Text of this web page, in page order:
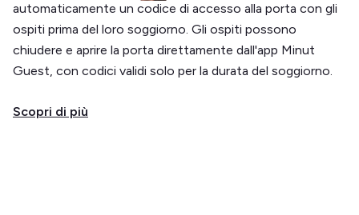
automaticamente un codice di accesso alla porta con gli
ospiti prima del loro soggiorno. Gli ospiti possono
chiudere e aprire la porta direttamente dall'app Minut
Guest, con codici validi solo per la durata del soggiorno.
Scopri di più